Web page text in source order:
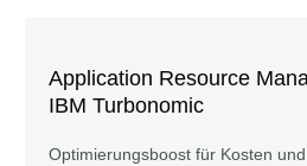
Application Resource
IBM Turbonomic
Optimierungsboost für Kosten